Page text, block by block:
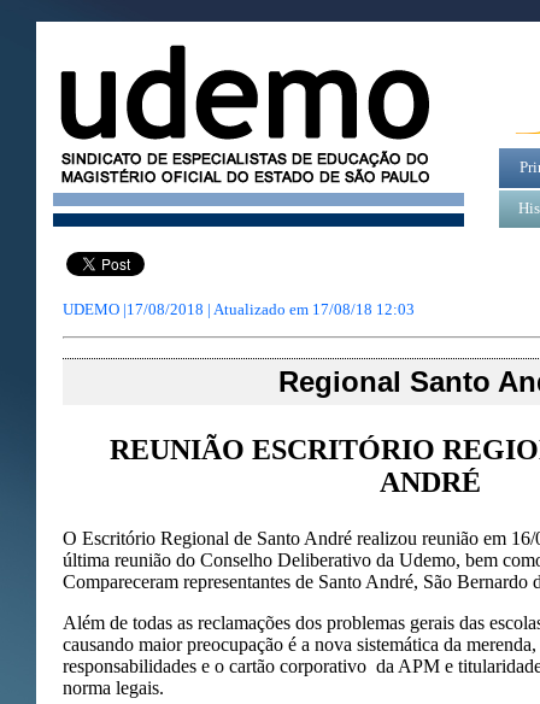
UDEMO |17/08/2018 | Atualizado em 17/08/18 12:03
Regional Santo
REUNIÃO ESCRITÓRIO
ANDRÉ
O Escritório Regional de Santo André realizou reunião em 16/
última reunião do Conselho Deliberativo da Udemo, bem
Compareceram representantes de Santo André, São Bernardo
Além de todas as reclamações dos problemas gerais das
causando maior preocupação é a nova sistemática da
responsabilidades e o cartão corporativo da APM e
norma legais.